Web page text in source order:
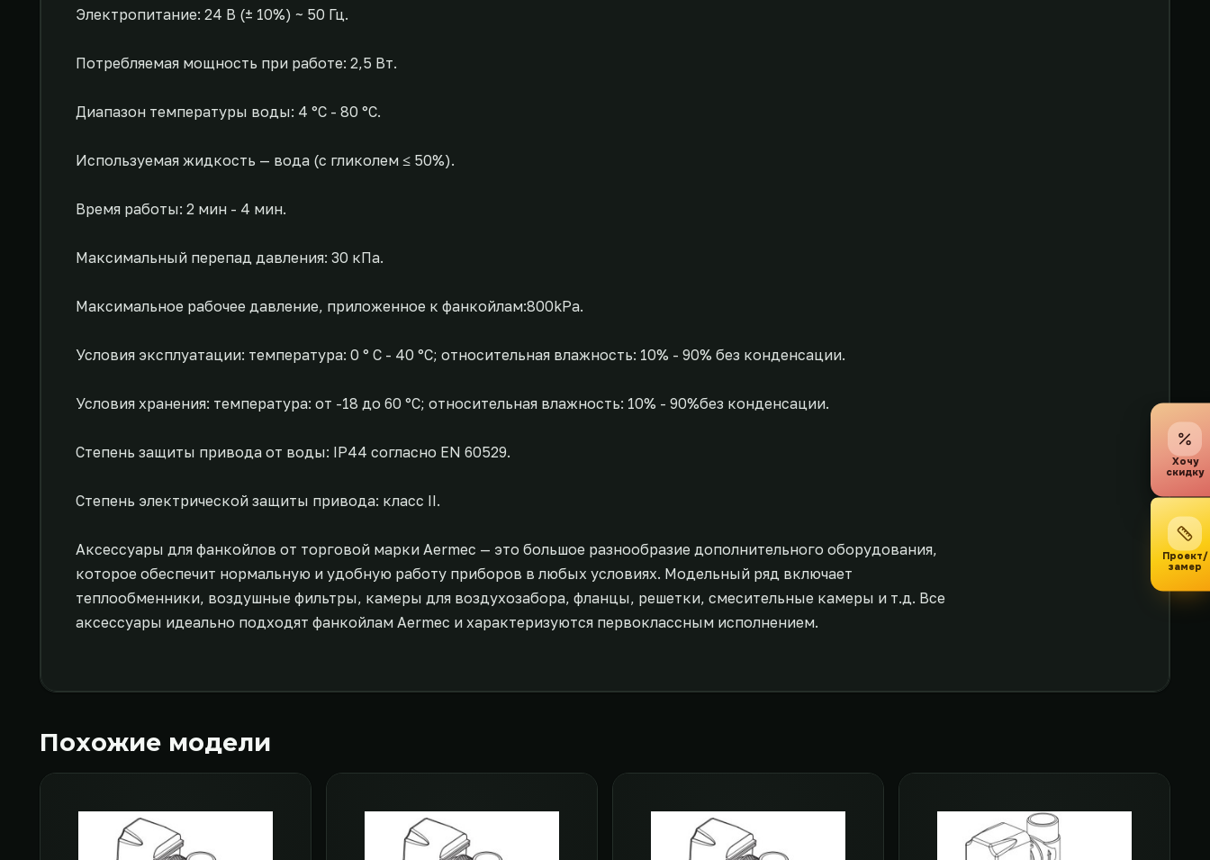
Электропитание: 24 В (± 10%) ~ 50 Гц.
Потребляемая мощность при работе: 2,5 Вт.
Диапазон температуры воды: 4 °C - 80 °C.
Используемая жидкость — вода (с гликолем ≤ 50%).
Время работы: 2 мин - 4 мин.
Максимальный перепад давления: 30 кПа.
Максимальное рабочее давление, приложенное к фанкойлам:800kPa.
Условия эксплуатации: температура: 0 ° C - 40 °C; относительная влажность: 10% - 90% без конденсации.
Условия хранения: температура: от -18 до 60 °C; относительная влажность: 10% - 90%без конденсации.
Степень защиты привода от воды: IP44 согласно EN 60529.
Степень электрической защиты привода: класс II.
Аксессуары для фанкойлов от торговой марки Aermec — это большое разнообразие дополнительного оборудования,
которое обеспечит нормальную и удобную работу приборов в любых условиях. Модельный ряд включает
теплообменники, воздушные фильтры, камеры для воздухозабора, фланцы, решетки, смесительные камеры и т.д. Все
аксессуары идеально подходят фанкойлам Aermec и характеризуются первоклассным исполнением.
Похожие модели
Хочу
скидку
Проект/
замер